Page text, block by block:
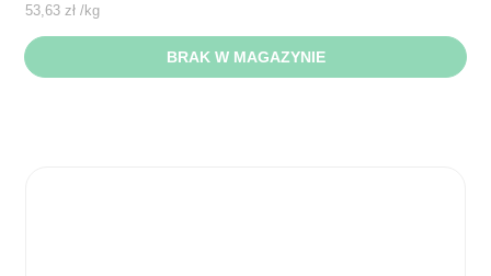
53,63 zł /kg
BRAK W MAGAZYNIE